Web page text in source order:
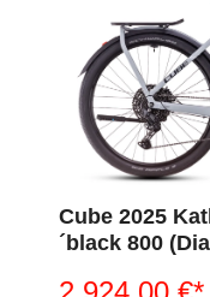
Cube 2025
´black 800